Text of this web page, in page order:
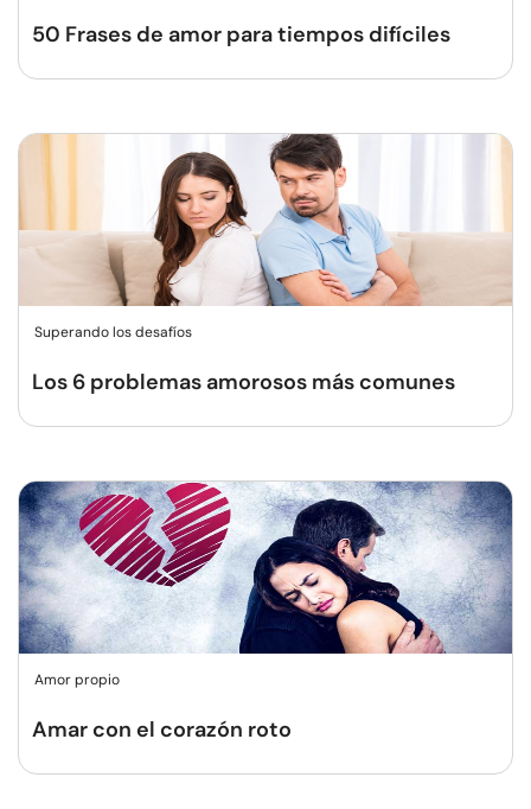
50 Frases de amor para tiempos difíciles
Superando los desafíos
Los 6 problemas amorosos más comunes
Amor propio
Amar con el corazón roto